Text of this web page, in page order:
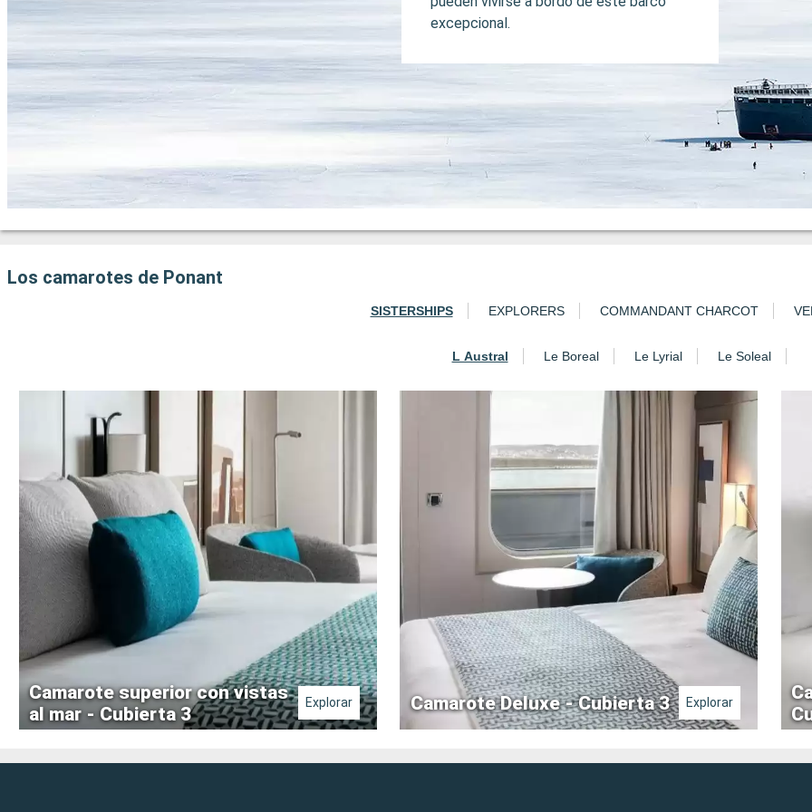
excepcional.
Los camarotes de Ponant
SISTERSHIPS EXPLORERS COMMANDANT CHARCOT
L Austral Le Boreal Le Lyrial Le Soleal
Camarote superior con vistas
al mar - Cubierta 3
Explorar Camarote Deluxe - Cubierta 3 Explorar